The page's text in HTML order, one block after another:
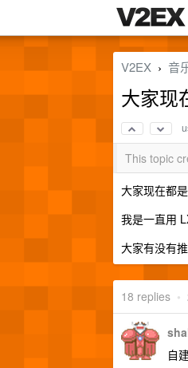
V2EX › 音
大家现
This topic
大家现在都
我是一直用
大家有没有
18 replies •
自